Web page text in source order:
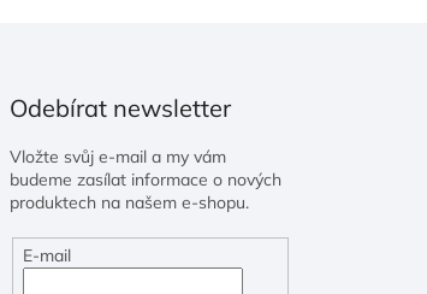
Odebírat newsletter
Vložte svůj e-mail a my vám
budeme zasílat informace o nových
produktech na našem e-shopu.
E-mail